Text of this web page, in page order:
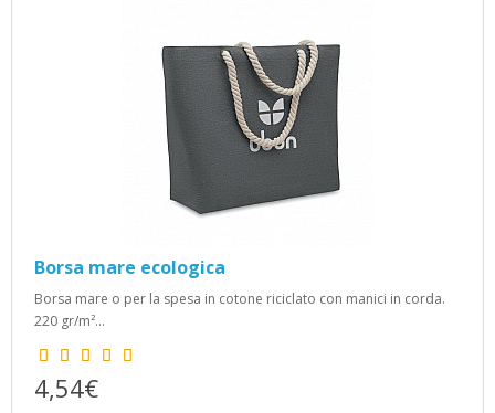
Borsa mare ecologica
Borsa mare o per la spesa in cotone riciclato con manici in corda.
220 gr/m²...
4,54€